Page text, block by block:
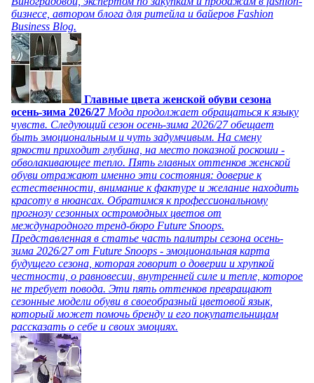
бизнесе, автором блога для ритейла и байеров Fashion
Business Blog.
Главные цвета женской обуви сезона
осень-зима 2026/27 Мода продолжает обращаться к языку
чувств. Следующий сезон осень-зима 2026/27 обещает
быть эмоциональным и чуть задумчивым. На смену
яркости приходит глубина, на место показной роскоши -
обволакивающее тепло. Пять главных оттенков женской
обуви отражают именно эти состояния: доверие к
естественности, внимание к фактуре и желание находить
красоту в нюансах. Обратимся к профессиональному
прогнозу сезонных остромодных цветов от
международного тренд-бюро Future Snoops.
Представленная в статье часть палитры сезона осень-
зима 2026/27 от Future Snoops - эмоциональная карта
будущего сезона, которая говорит о доверии и хрупкой
честности, о равновесии, внутренней силе и тепле, которое
не требует повода. Эти пять оттенков превращают
сезонные модели обуви в своеобразный цветовой язык,
который может помочь бренду и его покупательницам
рассказать о себе и своих эмоциях.